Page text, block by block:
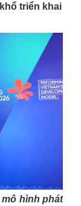
triển khai
hình phát